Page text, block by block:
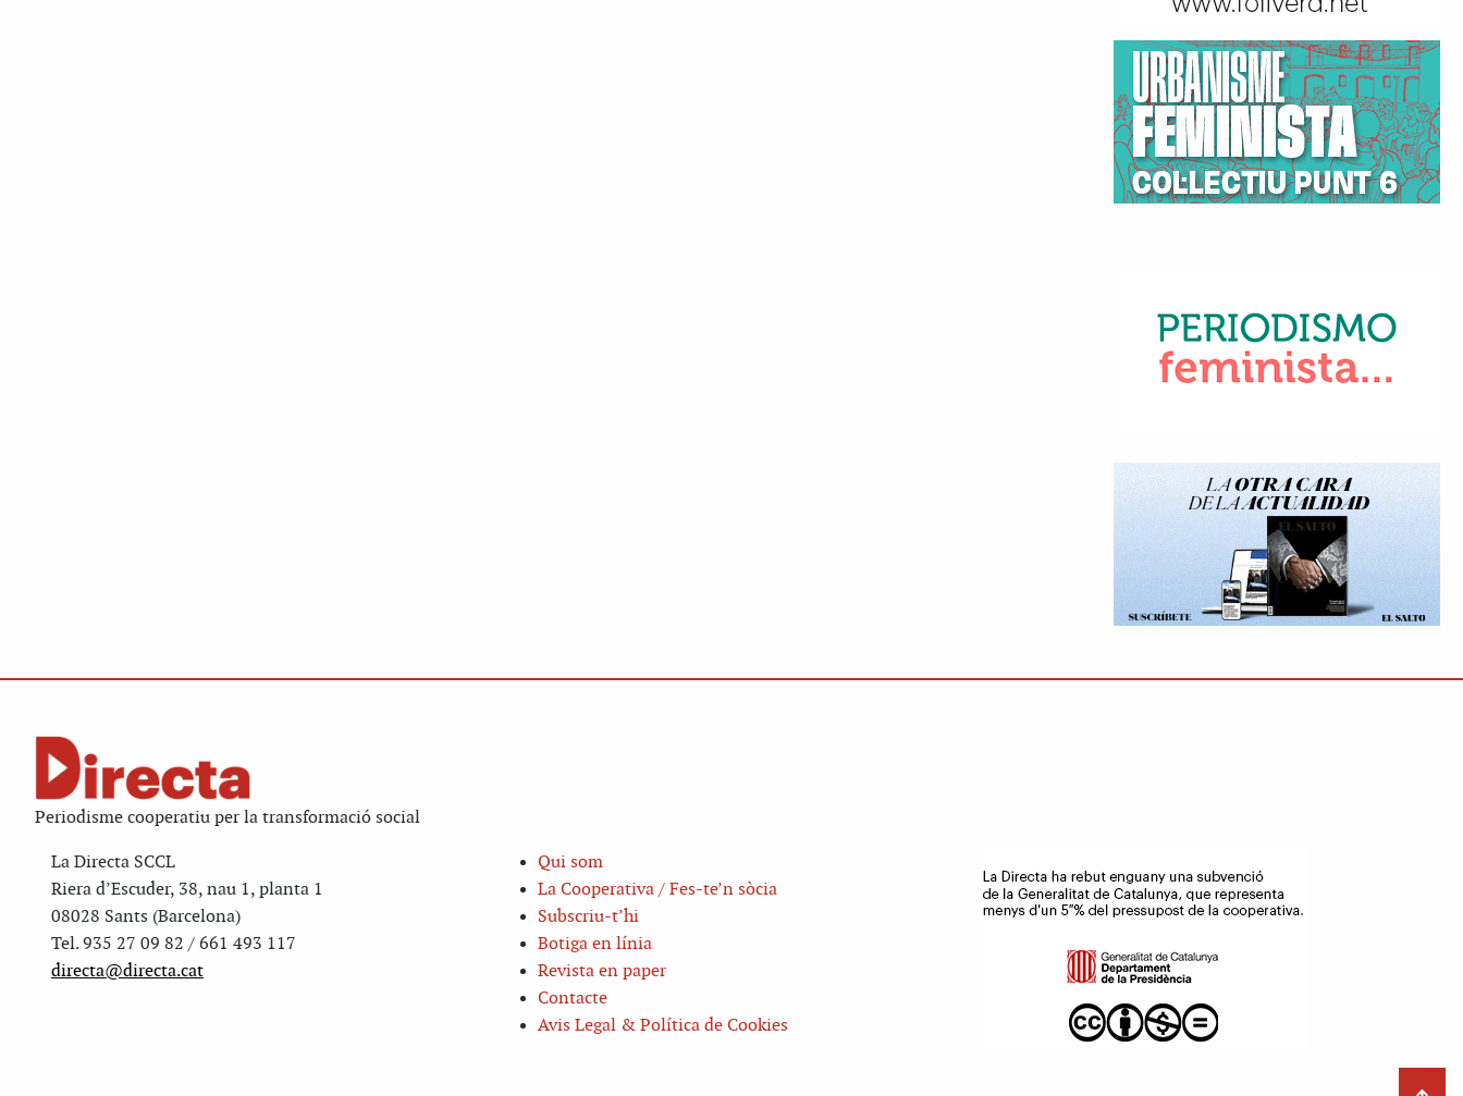
Periodisme cooperatiu per la transformació social
La Directa SCCL
Riera d’Escuder, 38, nau 1, planta 1
08028 Sants (Barcelona)
Tel. 935 27 09 82 / 661 493 117
directa@directa.cat
Qui som
La Cooperativa / Fes-te’n sòcia
Subscriu-t’hi
Botiga en línia
Revista en paper
Contacte
Avis Legal & Política de Cookies